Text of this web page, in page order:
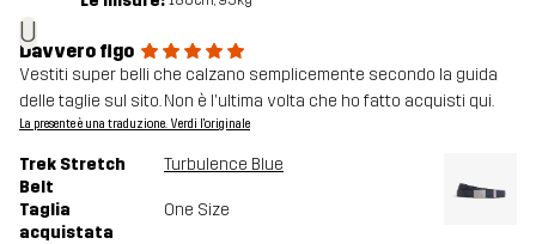
U
Davvero figo
Vestiti super belli che calzano semplicemente secondo la guida
delle taglie sul sito. Non è l'ultima volta che ho fatto acquisti qui.
La presente è una traduzione. Verdi l'originale
Trek Stretch
Belt
Turbulence Blue
Taglia
acquistata
One Size